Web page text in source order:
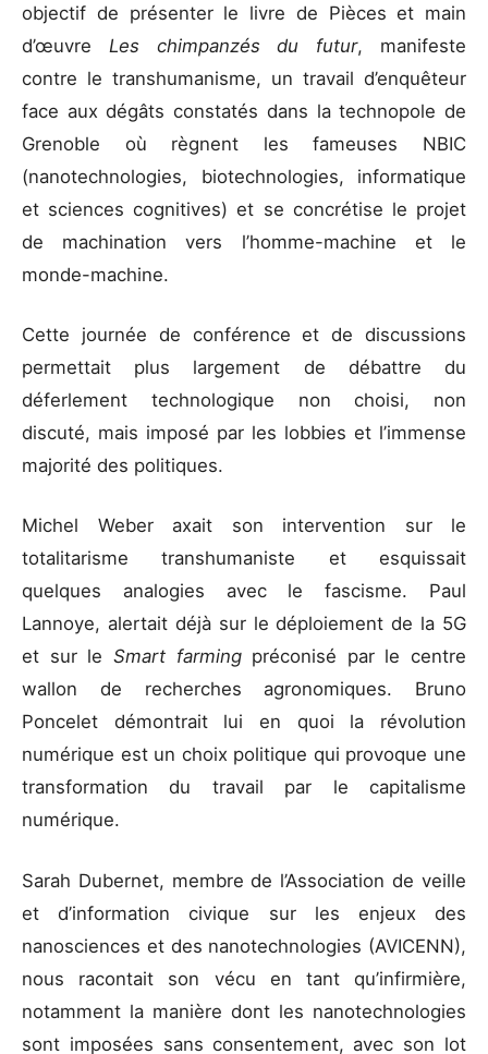
objectif de présenter le livre de Pièces et main
d’œuvre Les chimpanzés du futur, manifeste
contre le transhumanisme, un travail d’enquêteur
face aux dégâts constatés dans la technopole de
Grenoble où règnent les fameuses NBIC
(nanotechnologies, biotechnologies, informatique
et sciences cognitives) et se concrétise le projet
de machination vers l’homme-machine et le
monde-machine.
Cette journée de conférence et de discussions
permettait plus largement de débattre du
déferlement technologique non choisi, non
discuté, mais imposé par les lobbies et l’immense
majorité des politiques.
Michel Weber axait son intervention sur le
totalitarisme transhumaniste et esquissait
quelques analogies avec le fascisme. Paul
Lannoye, alertait déjà sur le déploiement de la 5G
et sur le Smart farming préconisé par le centre
wallon de recherches agronomiques. Bruno
Poncelet démontrait lui en quoi la révolution
numérique est un choix politique qui provoque une
transformation du travail par le capitalisme
numérique.
Sarah Dubernet, membre de l’Association de veille
et d’information civique sur les enjeux des
nanosciences et des nanotechnologies (AVICENN),
nous racontait son vécu en tant qu’infirmière,
notamment la manière dont les nanotechnologies
sont imposées sans consentement, avec son lot